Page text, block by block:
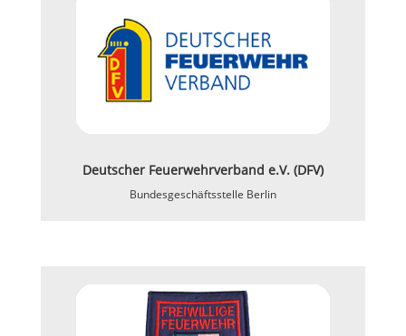
Deutscher Feuerwehrverband e.V. (DFV)
Bundesgeschäftsstelle Berlin